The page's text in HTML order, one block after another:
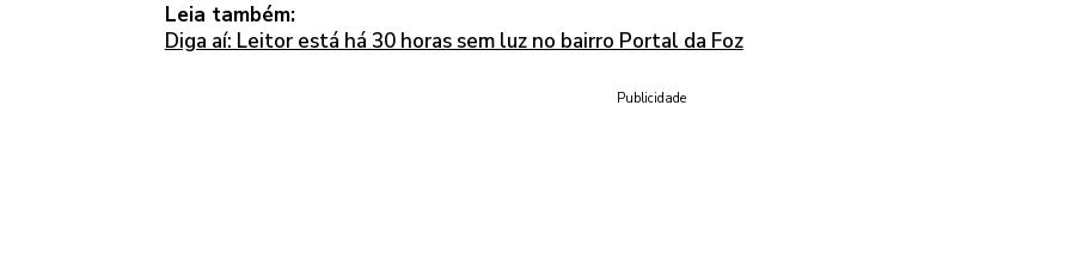
Leia também:
Diga aí: Leitor está há 30 horas sem luz no bairro Portal da Foz
Publicidade